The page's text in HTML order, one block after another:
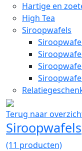
Hartige en
High Tea
Siroopwafels
Terug naar
Siroopwafels
(11 producten)